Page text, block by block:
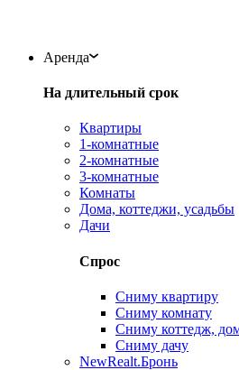
Аренда
На длительный срок
Квартиры
1-комнатные
2-комнатные
3-комнатные
Комнаты
Дома, коттеджи, усадьбы
Дачи
Спрос
Сниму квартиру
Сниму комнату
Сниму коттедж,
Сниму дачу
NewRealt.Бронь